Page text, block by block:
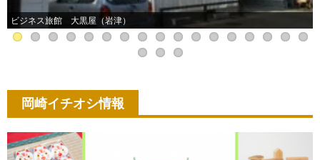
ビジネス旅館 大黒屋（岩津）
岡崎イチオシ情報